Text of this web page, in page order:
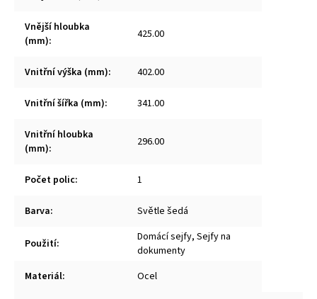
Vnější hloubka
(mm): 425.00
Vnitřní výška (mm): 402.00
Vnitřní šířka (mm): 341.00
Vnitřní hloubka
(mm): 296.00
Počet polic: 1
Barva: Světle šedá
Použití:
Domácí sejfy, Sejfy na
dokumenty
Materiál: Ocel